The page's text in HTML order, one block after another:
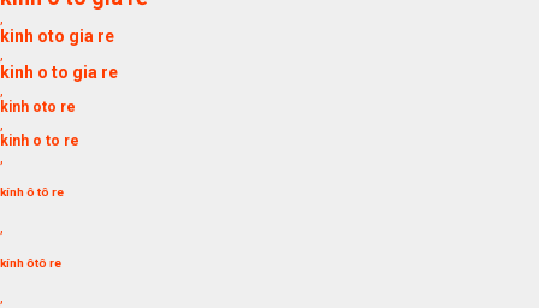
kinh oto gia re
kinh o to gia re
kinh oto re
kinh o to re
kính ô tô re
,
kính ôtô re
,